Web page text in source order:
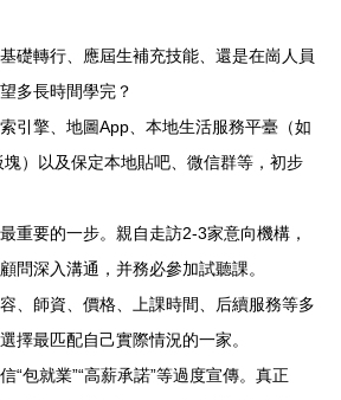
基礎轉行、應屆生補充技能、還是在崗人員
多長時間學完？
索引擎、地圖App、本地生活服務平臺（如
）以及保定本地貼吧、微信群等，初步
最重要的一步。親自走訪2-3家意向機構，
問深入溝通，并務必參加試聽課。
容、師資、價格、上課時間、后續服務等多
擇最匹配自己實際情況的一家。
“包就業”“高薪承諾”等過度宣傳。真正